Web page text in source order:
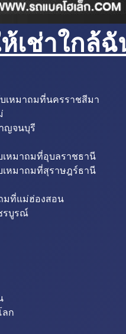
เช่าใกล้ฉั
เหมาถมที่นครราชสีมา
ญจนบุรี
เหมาถมที่อุบลราชธานี
เหมาถมที่สุราษฎร์ธานี
มที่แม่ฮ่องสอน
รบูรณ์
ก